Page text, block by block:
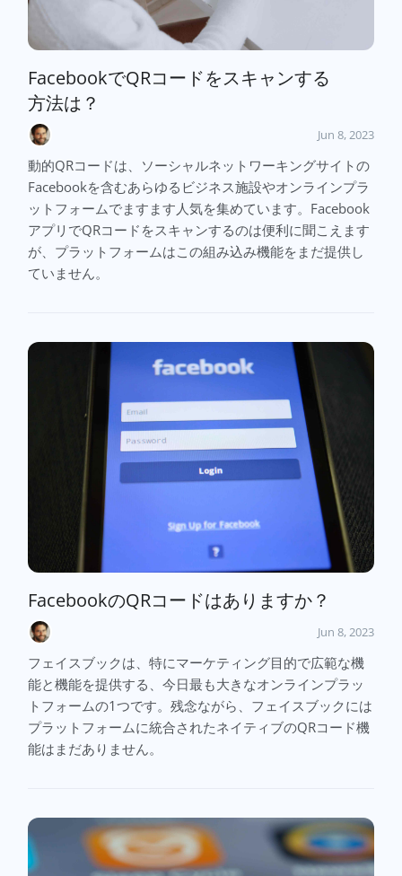
FacebookでQRコードをスキャンする
方法は？
Jun 8, 2023
動的QRコードは、ソーシャルネットワーキングサイトの
Facebookを含むあらゆるビジネス施設やオンラインプラ
ットフォームでますます人気を集めています。Facebook
アプリでQRコードをスキャンするのは便利に聞こえます
が、プラットフォームはこの組み込み機能をまだ提供し
ていません。
FacebookのQRコードはありますか？
Jun 8, 2023
フェイスブックは、特にマーケティング目的で広範な機
能と機能を提供する、今日最も大きなオンラインプラッ
トフォームの1つです。残念ながら、フェイスブックには
プラットフォームに統合されたネイティブのQRコード機
能はまだありません。